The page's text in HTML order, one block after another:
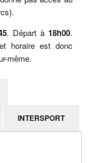
. Départ à18h00.
horaire est donc
même.
INTERSPORT